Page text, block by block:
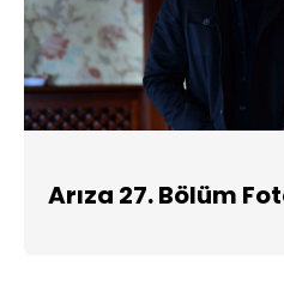
Arıza 27. Bölüm